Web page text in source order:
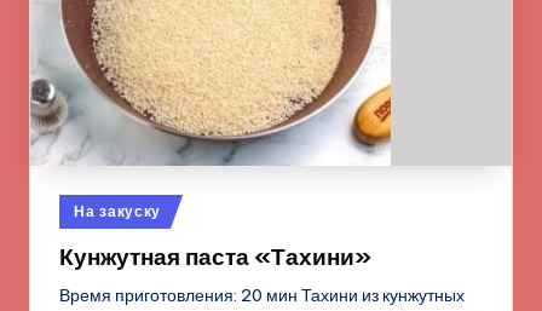
Опубликовано
в
На закуску
Кунжутная паста «Тахини»
Время приготовления: 20 мин Тахини из кунжутных